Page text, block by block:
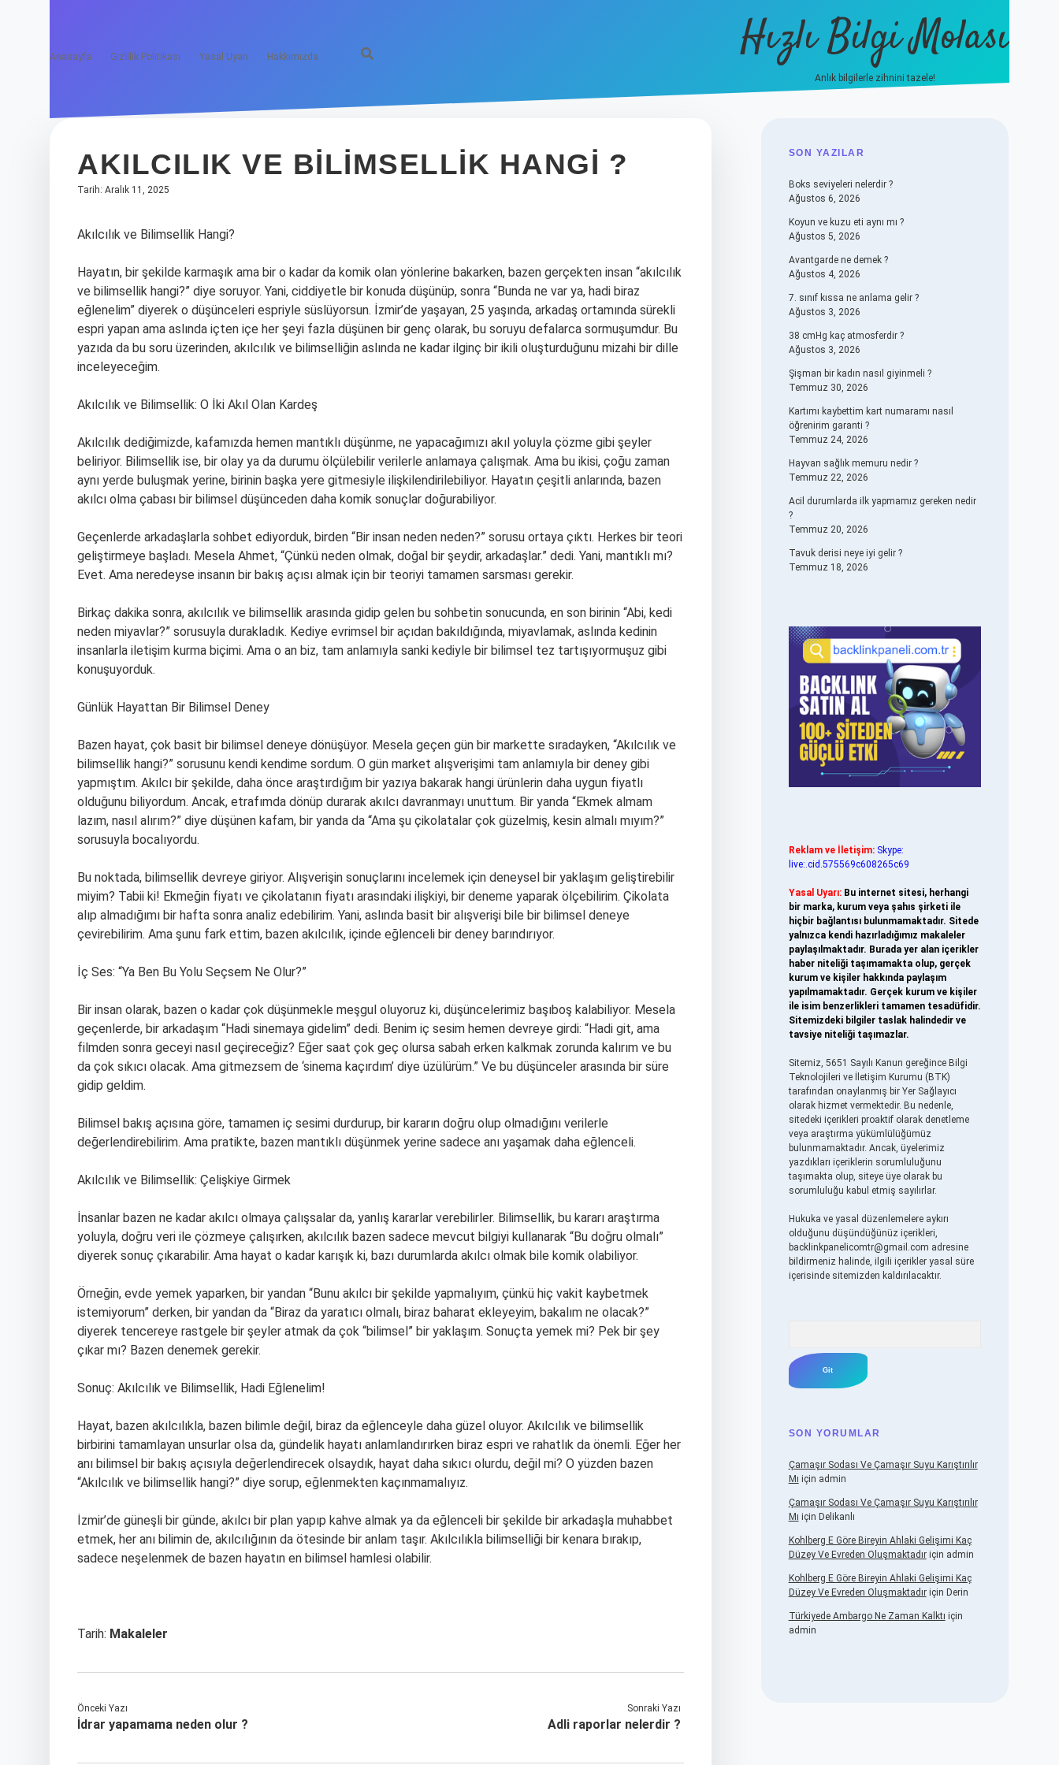
Anasayfa Gizlilik Politikası Yasal Uyarı Hakkımızda Hızlı Bilgi Molası
Anlık bilgilerle zihnini tazele!
AKILCILIK VE BILIMSELLIK HANGI ?
Tarih: Aralık 11, 2025
Akılcılık ve Bilimsellik Hangi?
Hayatın, bir şekilde karmaşık ama bir o kadar da komik olan yönlerine bakarken, bazen gerçekten insan “akılcılık
ve bilimsellik hangi?” diye soruyor. Yani, ciddiyetle bir konuda düşünüp, sonra “Bunda ne var ya, hadi biraz
eğlenelim” diyerek o düşünceleri espriyle süslüyorsun. İzmir’de yaşayan, 25 yaşında, arkadaş ortamında sürekli
espri yapan ama aslında içten içe her şeyi fazla düşünen bir genç olarak, bu soruyu defalarca sormuşumdur. Bu
yazıda da bu soru üzerinden, akılcılık ve bilimselliğin aslında ne kadar ilginç bir ikili oluşturduğunu mizahi bir dille
inceleyeceğim.
Akılcılık ve Bilimsellik: O İki Akıl Olan Kardeş
Akılcılık dediğimizde, kafamızda hemen mantıklı düşünme, ne yapacağımızı akıl yoluyla çözme gibi şeyler
beliriyor. Bilimsellik ise, bir olay ya da durumu ölçülebilir verilerle anlamaya çalışmak. Ama bu ikisi, çoğu zaman
aynı yerde buluşmak yerine, birinin başka yere gitmesiyle ilişkilendirilebiliyor. Hayatın çeşitli anlarında, bazen
akılcı olma çabası bir bilimsel düşünceden daha komik sonuçlar doğurabiliyor.
Geçenlerde arkadaşlarla sohbet ediyorduk, birden “Bir insan neden neden?” sorusu ortaya çıktı. Herkes bir teori
geliştirmeye başladı. Mesela Ahmet, “Çünkü neden olmak, doğal bir şeydir, arkadaşlar.” dedi. Yani, mantıklı mı?
Evet. Ama neredeyse insanın bir bakış açısı almak için bir teoriyi tamamen sarsması gerekir.
Birkaç dakika sonra, akılcılık ve bilimsellik arasında gidip gelen bu sohbetin sonucunda, en son birinin “Abi, kedi
neden miyavlar?” sorusuyla durakladık. Kediye evrimsel bir açıdan bakıldığında, miyavlamak, aslında kedinin
insanlarla iletişim kurma biçimi. Ama o an biz, tam anlamıyla sanki kediyle bir bilimsel tez tartışıyormuşuz gibi
konuşuyorduk.
Günlük Hayattan Bir Bilimsel Deney
Bazen hayat, çok basit bir bilimsel deneye dönüşüyor. Mesela geçen gün bir markette sıradayken, “Akılcılık ve
bilimsellik hangi?” sorusunu kendi kendime sordum. O gün market alışverişimi tam anlamıyla bir deney gibi
yapmıştım. Akılcı bir şekilde, daha önce araştırdığım bir yazıya bakarak hangi ürünlerin daha uygun fiyatlı
olduğunu biliyordum. Ancak, etrafımda dönüp durarak akılcı davranmayı unuttum. Bir yanda “Ekmek almam
lazım, nasıl alırım?” diye düşünen kafam, bir yanda da “Ama şu çikolatalar çok güzelmiş, kesin almalı mıyım?”
sorusuyla bocalıyordu.
Bu noktada, bilimsellik devreye giriyor. Alışverişin sonuçlarını incelemek için deneysel bir yaklaşım geliştirebilir
miyim? Tabii ki! Ekmeğin fiyatı ve çikolatanın fiyatı arasındaki ilişkiyi, bir deneme yaparak ölçebilirim. Çikolata
alıp almadığımı bir hafta sonra analiz edebilirim. Yani, aslında basit bir alışverişi bile bir bilimsel deneye
çevirebilirim. Ama şunu fark ettim, bazen akılcılık, içinde eğlenceli bir deney barındırıyor.
İç Ses: “Ya Ben Bu Yolu Seçsem Ne Olur?”
Bir insan olarak, bazen o kadar çok düşünmekle meşgul oluyoruz ki, düşüncelerimiz başıboş kalabiliyor. Mesela
geçenlerde, bir arkadaşım “Hadi sinemaya gidelim” dedi. Benim iç sesim hemen devreye girdi: “Hadi git, ama
filmden sonra geceyi nasıl geçireceğiz? Eğer saat çok geç olursa sabah erken kalkmak zorunda kalırım ve bu
da çok sıkıcı olacak. Ama gitmezsem de ‘sinema kaçırdım’ diye üzülürüm.” Ve bu düşünceler arasında bir süre
gidip geldim.
Bilimsel bakış açısına göre, tamamen iç sesimi durdurup, bir kararın doğru olup olmadığını verilerle
değerlendirebilirim. Ama pratikte, bazen mantıklı düşünmek yerine sadece anı yaşamak daha eğlenceli.
Akılcılık ve Bilimsellik: Çelişkiye Girmek
İnsanlar bazen ne kadar akılcı olmaya çalışsalar da, yanlış kararlar verebilirler. Bilimsellik, bu kararı araştırma
yoluyla, doğru veri ile çözmeye çalışırken, akılcılık bazen sadece mevcut bilgiyi kullanarak “Bu doğru olmalı”
diyerek sonuç çıkarabilir. Ama hayat o kadar karışık ki, bazı durumlarda akılcı olmak bile komik olabiliyor.
Örneğin, evde yemek yaparken, bir yandan “Bunu akılcı bir şekilde yapmalıyım, çünkü hiç vakit kaybetmek
istemiyorum” derken, bir yandan da “Biraz da yaratıcı olmalı, biraz baharat ekleyeyim, bakalım ne olacak?”
diyerek tencereye rastgele bir şeyler atmak da çok “bilimsel” bir yaklaşım. Sonuçta yemek mi? Pek bir şey
çıkar mı? Bazen denemek gerekir.
Sonuç: Akılcılık ve Bilimsellik, Hadi Eğlenelim!
Hayat, bazen akılcılıkla, bazen bilimle değil, biraz da eğlenceyle daha güzel oluyor. Akılcılık ve bilimsellik
birbirini tamamlayan unsurlar olsa da, gündelik hayatı anlamlandırırken biraz espri ve rahatlık da önemli. Eğer her
anı bilimsel bir bakış açısıyla değerlendirecek olsaydık, hayat daha sıkıcı olurdu, değil mi? O yüzden bazen
“Akılcılık ve bilimsellik hangi?” diye sorup, eğlenmekten kaçınmamalıyız.
İzmir’de güneşli bir günde, akılcı bir plan yapıp kahve almak ya da eğlenceli bir şekilde bir arkadaşla muhabbet
etmek, her anı bilimin de, akılcılığının da ötesinde bir anlam taşır. Akılcılıkla bilimselliği bir kenara bırakıp,
sadece neşelenmek de bazen hayatın en bilimsel hamlesi olabilir.
Tarih: Makaleler
Önceki Yazı
İdrar yapamama neden olur ?
Sonraki Yazı
Adli raporlar nelerdir ?
SIDEBAR
SON YAZILAR
Boks seviyeleri nelerdir ?
Ağustos 6, 2026
Koyun ve kuzu eti aynı mı ?
Ağustos 5, 2026
Avantgarde ne demek ?
Ağustos 4, 2026
7. sınıf kıssa ne anlama gelir ?
Ağustos 3, 2026
38 cmHg kaç atmosferdir ?
Ağustos 3, 2026
Şişman bir kadın nasıl giyinmeli ?
Temmuz 30, 2026
Kartımı kaybettim kart numaramı nasıl
öğrenirim garanti ?
Temmuz 24, 2026
Hayvan sağlık memuru nedir ?
Temmuz 22, 2026
Acil durumlarda ilk yapmamız gereken nedir
?
Temmuz 20, 2026
Tavuk derisi neye iyi gelir ?
Temmuz 18, 2026
Reklam ve İletişim: Skype:
live:.cid.575569c608265c69
Yasal Uyarı: Bu internet sitesi, herhangi
bir marka, kurum veya şahıs şirketi ile
hiçbir bağlantısı bulunmamaktadır. Sitede
yalnızca kendi hazırladığımız makaleler
paylaşılmaktadır. Burada yer alan içerikler
haber niteliği taşımamakta olup, gerçek
kurum ve kişiler hakkında paylaşım
yapılmamaktadır. Gerçek kurum ve kişiler
ile isim benzerlikleri tamamen tesadüfidir.
Sitemizdeki bilgiler taslak halindedir ve
tavsiye niteliği taşımazlar.
Sitemiz, 5651 Sayılı Kanun gereğince Bilgi
Teknolojileri ve İletişim Kurumu (BTK)
tarafından onaylanmış bir Yer Sağlayıcı
olarak hizmet vermektedir. Bu nedenle,
sitedeki içerikleri proaktif olarak denetleme
veya araştırma yükümlülüğümüz
bulunmamaktadır. Ancak, üyelerimiz
yazdıkları içeriklerin sorumluluğunu
taşımakta olup, siteye üye olarak bu
sorumluluğu kabul etmiş sayılırlar.
Hukuka ve yasal düzenlemelere aykırı
olduğunu düşündüğünüz içerikleri,
backlinkpanelicomtr@gmail.com adresine
bildirmeniz halinde, ilgili içerikler yasal süre
içerisinde sitemizden kaldırılacaktır.
SON YORUMLAR
Çamaşır Sodası Ve Çamaşır Suyu Karıştırılır
Mı için admin
Çamaşır Sodası Ve Çamaşır Suyu Karıştırılır
Mı için Delikanlı
Kohlberg E Göre Bireyin Ahlaki Gelişimi Kaç
Düzey Ve Evreden Oluşmaktadıriçin admin
Kohlberg E Göre Bireyin Ahlaki Gelişimi Kaç
Düzey Ve Evreden Oluşmaktadıriçin Derin
Türkiyede Ambargo Ne Zaman Kalktı için
admin